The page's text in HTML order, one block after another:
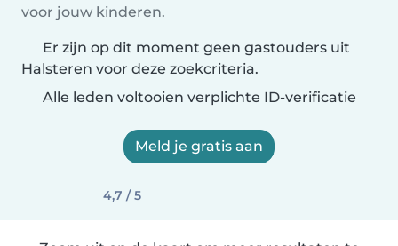
voor jouw kinderen.
Er zijn op dit moment geen gastouders uit
Halsteren voor deze zoekcriteria.
Alle leden voltooien verplichte ID-verificatie
Meld je gratis aan
4,7 / 5